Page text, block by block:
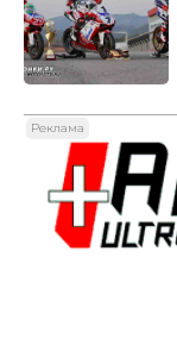
Реклама